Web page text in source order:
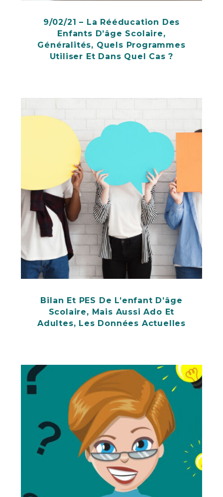
9/02/21 – La Rééducation Des
Enfants D’âge Scolaire,
Généralités, Quels Programmes
Utiliser Et Dans Quel Cas ?
Bilan Et PES De L’enfant D’âge
Scolaire, Mais Aussi Ado Et
Adultes, Les Données Actuelles